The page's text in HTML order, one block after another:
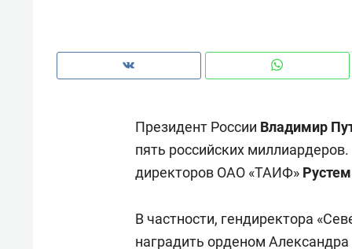
Президент России Владимир
пять российских
директоров ОАО «ТАИФ»
В частности, гендиректора
наградить орденом
Рекомендуем
создают оазис жилого
комфорта под Казанью
ID